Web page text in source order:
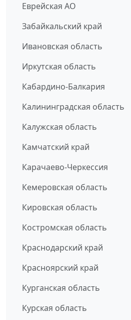
Еврейская АО
Забайкальский край
Ивановская область
Иркутская область
Кабардино-Балкария
Калининградская область
Калужская область
Камчатский край
Карачаево-Черкессия
Кемеровская область
Кировская область
Костромская область
Краснодарский край
Красноярский край
Курганская область
Курская область